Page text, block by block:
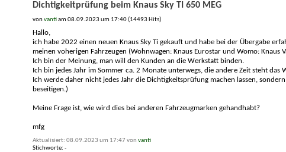
Dichtigkeitprüfung beim Knaus Sky TI 650 MEG
vonvantiam 08.09.2023 um 17:40 (14493 Hits)
Hallo,
ich habe 2022 einen neuen Knaus Sky Ti gekauft und habe bei der Übergabe
meinen voherigen Fahrzeugen (Wohnwagen: Knaus Eurostar und Womo:
Ich bin der Meinung, man will den Kunden an die Werkstatt binden.
Ich bin jedes Jahr im Sommer ca. 2 Monate unterwegs, die andere Zeit steht das
Ich werde daher nicht jedes Jahr die Dichtigkeitsprüfung machen lassen,
beseitigen.)
Meine Frage ist, wie wird dies bei anderen Fahrzeugmarken gehandhabt?
mfg
Aktualisiert: 08.09.2023 um 17:47 von vanti
Stichworte: -